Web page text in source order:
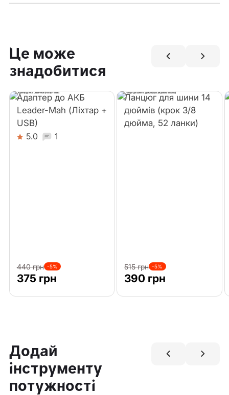
Це може
знадобитися
Адаптер до АКБ
Leader-Mah (Ліхтар +
USB)
5.0 1
440 грн -5%
375 грн
Ланцюг для шини 14
дюймів (крок 3/8
дюйма, 52 ланки)
515 грн -5%
390 грн
Додай
інструменту
потужності